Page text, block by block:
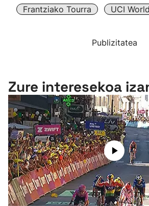
Frantziako Tourra UCI
Publizitatea
Zure interesekoa